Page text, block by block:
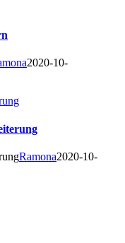
2020-10-
Ramona2020-10-